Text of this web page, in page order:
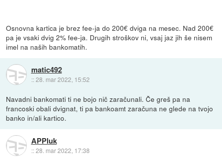
Osnovna kartica je brez fee-ja do 200€ dviga na mesec. Nad 200€
pa je vsaki dvig 2% fee-ja. Drugih stroškov ni, vsaj jaz jih še nisem
imel na naših bankomatih.
matic492
::28. mar 2022, 15:52
Navadni bankomati ti ne bojo nič zaračunali. Če greš pa na
francoski obali dvignat, ti pa bankoamt zaračuna ne glede na tvojo
banko in/ali kartico.
APPluk
::28. mar 2022, 17:38